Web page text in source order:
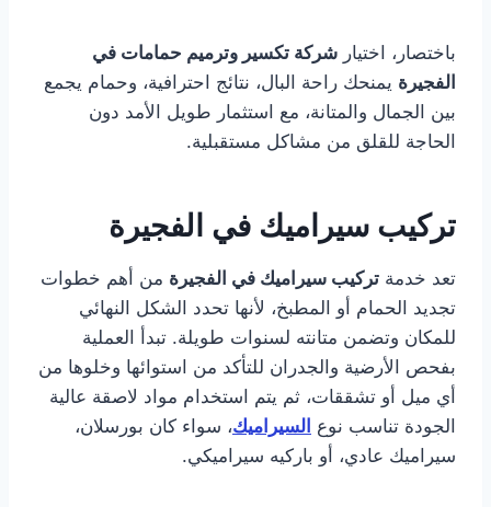
باختصار، اختيار شركة تكسير وترميم حمامات في
الفجيرة يمنحك راحة البال، نتائج احترافية، وحمام يجمع
بين الجمال والمتانة، مع استثمار طويل الأمد دون
الحاجة للقلق من مشاكل مستقبلية.
تركيب سيراميك في الفجيرة
تعد خدمة تركيب سيراميك في الفجيرة من أهم خطوات
تجديد الحمام أو المطبخ، لأنها تحدد الشكل النهائي
للمكان وتضمن متانته لسنوات طويلة. تبدأ العملية
بفحص الأرضية والجدران للتأكد من استوائها وخلوها من
أي ميل أو تشققات، ثم يتم استخدام مواد لاصقة عالية
الجودة تناسب نوع السيراميك، سواء كان بورسلان،
سيراميك عادي، أو باركيه سيراميكي.